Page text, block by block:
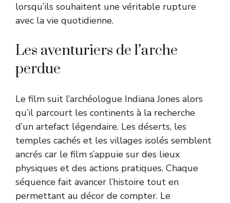
lorsqu’ils souhaitent une véritable rupture
avec la vie quotidienne.
Les aventuriers de l’arche
perdue
Le film suit l’archéologue Indiana Jones alors
qu’il parcourt les continents à la recherche
d’un artefact légendaire. Les déserts, les
temples cachés et les villages isolés semblent
ancrés car le film s’appuie sur des lieux
physiques et des actions pratiques. Chaque
séquence fait avancer l’histoire tout en
permettant au décor de compter. Le